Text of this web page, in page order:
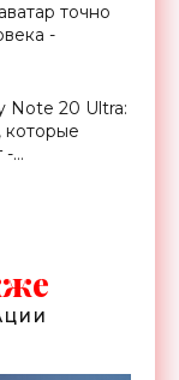
точно
-
Note 20 Ultra:
-